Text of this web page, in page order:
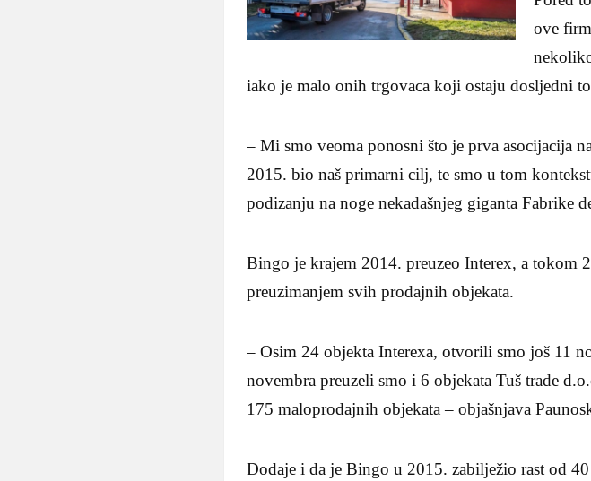
ove
iako je malo onih trgovaca koji ostaju dosljedni
– Mi smo veoma ponosni što je prva asocijacija
2015. bio naš primarni cilj, te smo u tom
podizanju na noge nekadašnjeg giganta Fabrike
Bingo je krajem 2014. preuzeo Interex, a tokom
preuzimanjem svih prodajnih objekata.
– Osim 24 objekta Interexa, otvorili smo još 11
novembra preuzeli smo i 6 objekata Tuš trade
175 maloprodajnih objekata – objašnjava
Dodaje i da je Bingo u 2015. zabilježio rast od